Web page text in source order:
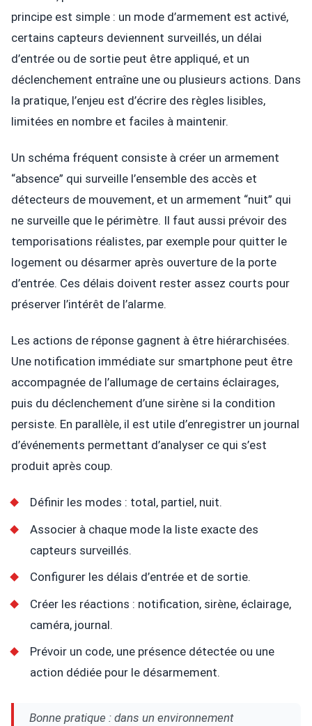
principe est simple : un mode d’armement est activé,
certains capteurs deviennent surveillés, un délai
d’entrée ou de sortie peut être appliqué, et un
déclenchement entraîne une ou plusieurs actions. Dans
la pratique, l’enjeu est d’écrire des règles lisibles,
limitées en nombre et faciles à maintenir.
Un schéma fréquent consiste à créer un armement
“absence” qui surveille l’ensemble des accès et
détecteurs de mouvement, et un armement “nuit” qui
ne surveille que le périmètre. Il faut aussi prévoir des
temporisations réalistes, par exemple pour quitter le
logement ou désarmer après ouverture de la porte
d’entrée. Ces délais doivent rester assez courts pour
préserver l’intérêt de l’alarme.
Les actions de réponse gagnent à être hiérarchisées.
Une notification immédiate sur smartphone peut être
accompagnée de l’allumage de certains éclairages,
puis du déclenchement d’une sirène si la condition
persiste. En parallèle, il est utile d’enregistrer un journal
d’événements permettant d’analyser ce qui s’est
produit après coup.
Définir les modes : total, partiel, nuit.
Associer à chaque mode la liste exacte des
capteurs surveillés.
Configurer les délais d’entrée et de sortie.
Créer les réactions : notification, sirène, éclairage,
caméra, journal.
Prévoir un code, une présence détectée ou une
action dédiée pour le désarmement.
Bonne pratique : dans un environnement